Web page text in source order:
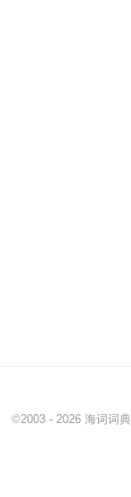
©2003 - 2026 海词词典